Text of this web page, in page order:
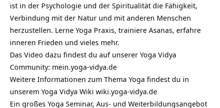
ist in der Psychologie und der Spiritualität die Fähigkeit,
Verbindung mit der Natur und mit anderen Menschen
herzustellen. Lerne Yoga Praxis, trainiere Asanas, erfahre
inneren Frieden und vieles mehr.
Das Video dazu findest du auf unserer Yoga Vidya
Community: mein.yoga-vidya.de
Weitere Informationen zum Thema Yoga findest du in
unserem Yoga Vidya Wiki wiki.yoga-vidya.de
Ein großes Yoga Seminar, Aus- und Weiterbildungsangebot